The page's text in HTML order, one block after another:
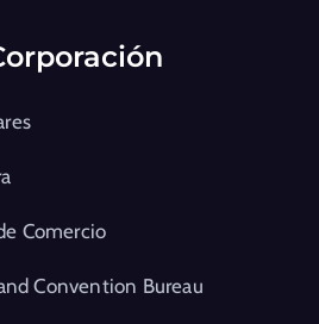
Comercio
Convention Bureau